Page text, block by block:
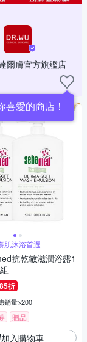
爾膚官方旗艦店
喜愛的商店！
肌沐浴首選
抗乾敏滋潤浴露1
85折
銷量>200
贈品
加入購物車